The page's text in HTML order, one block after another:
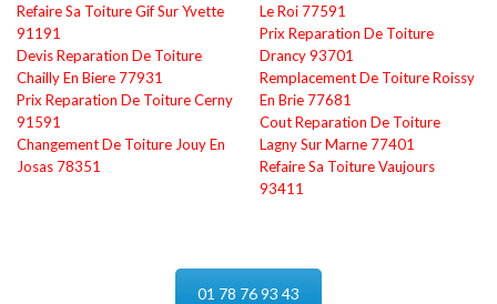
Refaire Sa Toiture Gif Sur Yvette
91191
Devis Reparation De Toiture
Chailly En Biere 77931
Prix Reparation De Toiture Cerny
91591
Changement De Toiture Jouy En
Josas 78351
Le Roi 77591
Prix Reparation De Toiture
Drancy 93701
Remplacement De Toiture Roissy
En Brie 77681
Cout Reparation De Toiture
Lagny Sur Marne 77401
Refaire Sa Toiture Vaujours
93411
01 78 76 93 43